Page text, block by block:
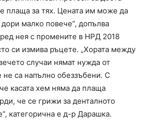
плаща за тях. Цената им може да
малко повече“, допълва
нея с промените в НРД 2018
си измива ръцете. „Хората между
случаи нямат нужда от
не са напълно обеззъбени. С
касата хем няма да плаща
че се грижи за денталното
категорична е д-р Дарашка.